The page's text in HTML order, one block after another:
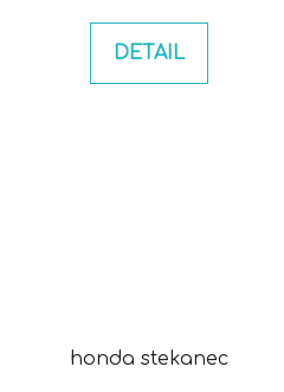
DETAIL
honda stekanec